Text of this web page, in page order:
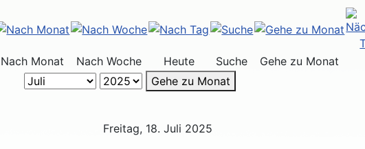
Nach Monat Nach Woche Heute Suche
Gehe zu Monat
Gehe zu Monat
Freitag, 18. Juli 2025